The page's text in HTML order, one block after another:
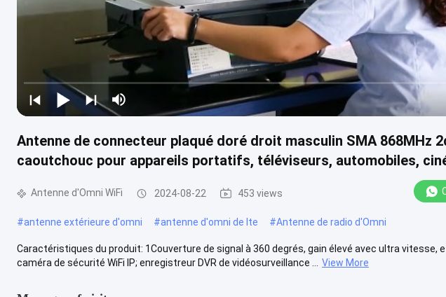
Antenne de connecteur plaqué doré droit masculin SMA 868MHz
caoutchouc pour appareils portatifs, téléviseurs, automobiles,
Antenne d'Omni WiFi 2024-08-22 453 views
#antenne extérieure d'omni #antenne d'omni de lte #Antenne de radio d'Omni
Caractéristiques du produit: 1Couverture de signal à 360 degrés, gain élevé avec ultra vitesse,
caméra de sécurité WiFi IP; enregistreur DVR de vidéosurveillance ...
View More